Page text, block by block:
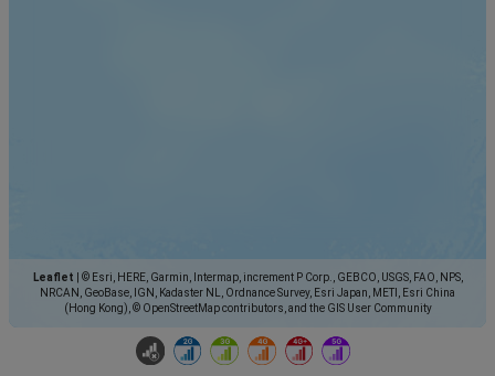
Leaflet
© Esri, HERE, Garmin, Intermap, increment P Corp., GEBCO, USGS, FAO, NPS,
NRCAN, GeoBase, IGN, Kadaster NL, Ordnance Survey, Esri Japan, METI, Esri China
(Hong Kong), © OpenStreetMap contributors, and the GIS User Community